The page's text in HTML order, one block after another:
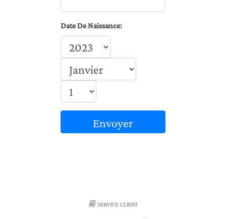
Date De Naissance:
Envoyer
SERVICE CLIENT